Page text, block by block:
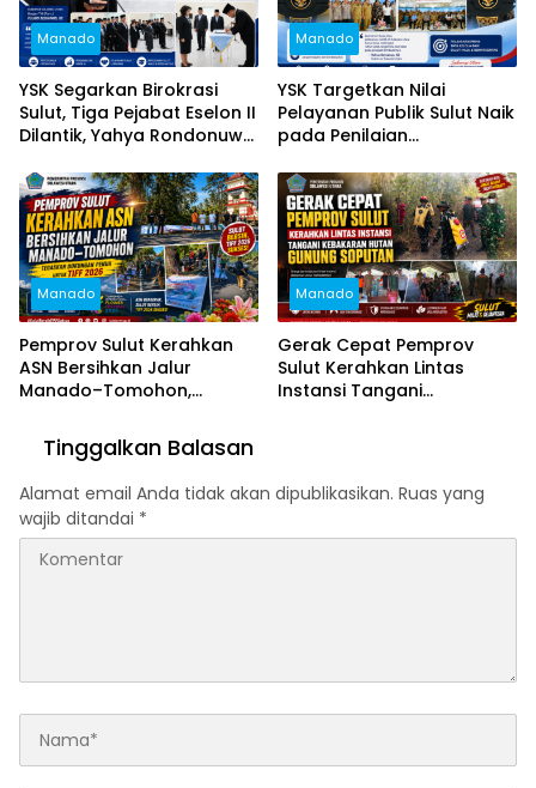
Manado
YSK Segarkan Birokrasi
Sulut, Tiga Pejabat Eselon II
Dilantik, Yahya Rondonuwu
Pendidikan
Manado
YSK Targetkan Nilai
Pelayanan Publik Sulut Naik
pada Penilaian
Manado
Pemprov Sulut Kerahkan
ASN Bersihkan Jalur
Manado–Tomohon,
untuk TIFF 2026
Manado
Gerak Cepat Pemprov
Sulut Kerahkan Lintas
Instansi Tangani
Tinggalkan Balasan
Alamat email Anda tidak akan dipublikasikan. Ruas yang
wajib ditandai *